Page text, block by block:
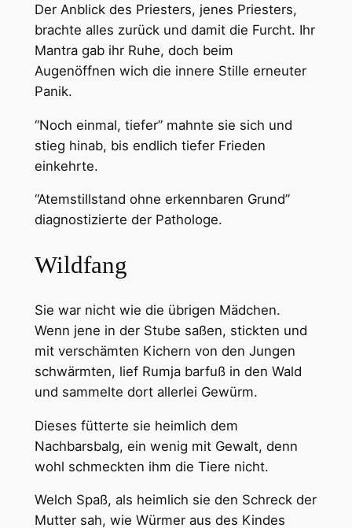
Der Anblick des Priesters, jenes Priesters,
brachte alles zurück und damit die Furcht. Ihr
Mantra gab ihr Ruhe, doch beim
Augenöffnen wich die innere Stille erneuter
Panik.
“Noch einmal, tiefer” mahnte sie sich und
stieg hinab, bis endlich tiefer Frieden
einkehrte.
“Atemstillstand ohne erkennbaren Grund”
diagnostizierte der Pathologe.
Wildfang
Sie war nicht wie die übrigen Mädchen.
Wenn jene in der Stube saßen, stickten und
mit verschämten Kichern von den Jungen
schwärmten, lief Rumja barfuß in den Wald
und sammelte dort allerlei Gewürm.
Dieses fütterte sie heimlich dem
Nachbarsbalg, ein wenig mit Gewalt, denn
wohl schmeckten ihm die Tiere nicht.
Welch Spaß, als heimlich sie den Schreck der
Mutter sah, wie Würmer aus des Kindes